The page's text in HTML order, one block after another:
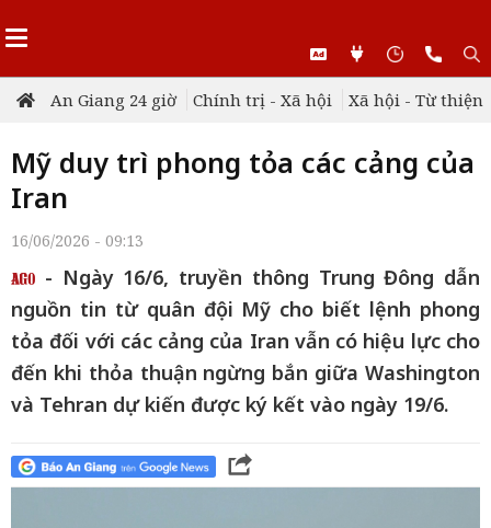
An Giang 24 giờ Chính trị - Xã hội Xã hội - Từ thiện
Mỹ duy trì phong tỏa các cảng của
Iran
16/06/2026 - 09:13
- Ngày 16/6, truyền thông Trung Đông dẫn
nguồn tin từ quân đội Mỹ cho biết lệnh phong
tỏa đối với các cảng của Iran vẫn có hiệu lực cho
đến khi thỏa thuận ngừng bắn giữa Washington
và Tehran dự kiến được ký kết vào ngày 19/6.